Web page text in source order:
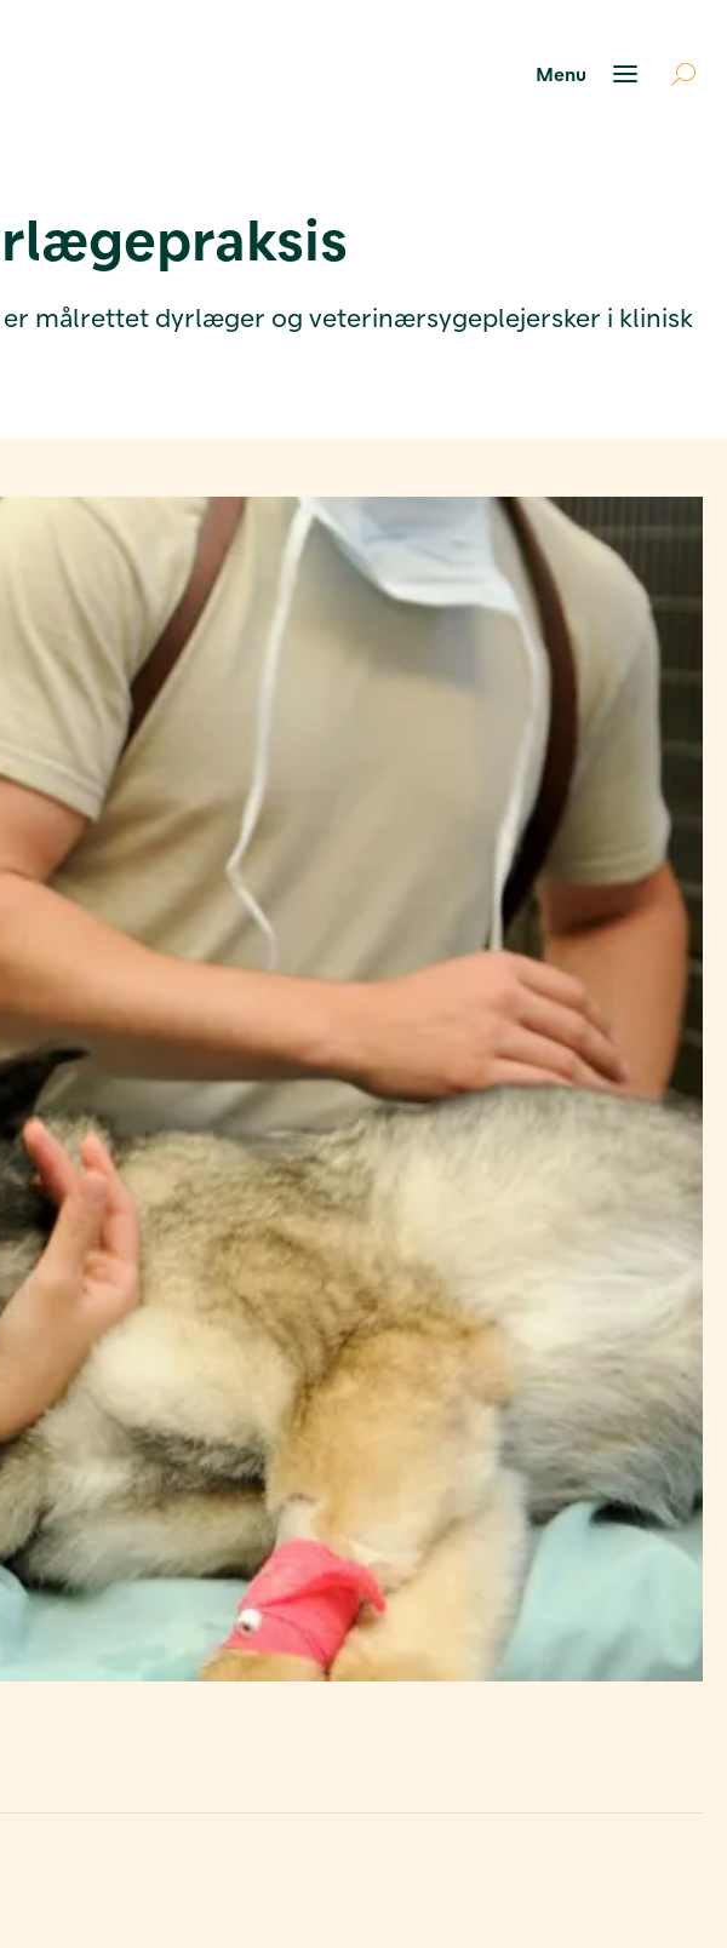
målrettet dyrlæger og veterinærsygeplejersker i klinisk